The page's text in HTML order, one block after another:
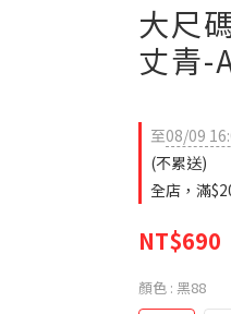
大尺
丈青-
至08/09
(不累送)
全店，滿
NT$690
顏色 : 黑88